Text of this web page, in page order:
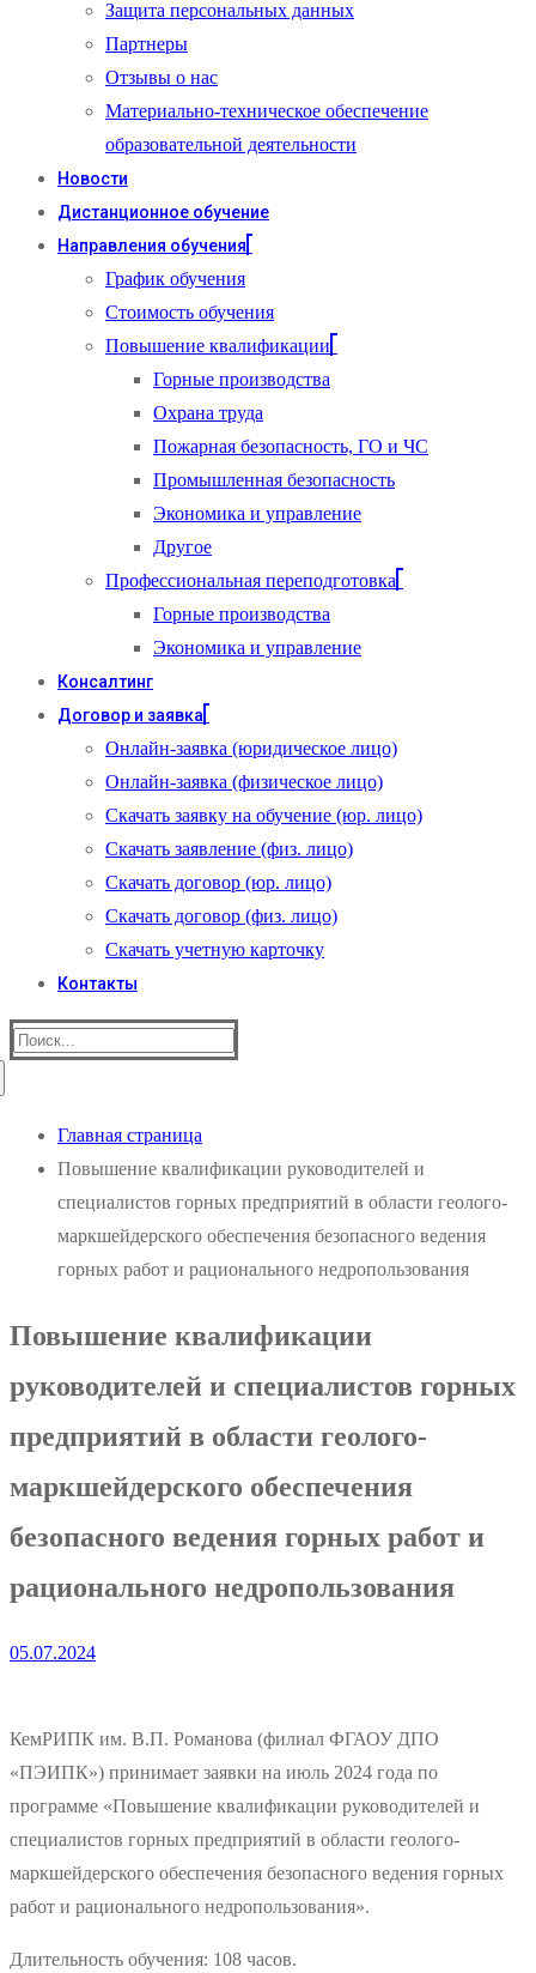
Защита персональных данных
Партнеры
Отзывы о нас
Материально-техническое обеспечение
образовательной деятельности
Новости
Дистанционное обучение
Направления обучения
График обучения
Стоимость обучения
Повышение квалификации
Горные производства
Охрана труда
Пожарная безопасность, ГО и ЧС
Промышленная безопасность
Экономика и управление
Другое
Профессиональная переподготовка
Горные производства
Экономика и управление
Консалтинг
Договор и заявка
Онлайн-заявка (юридическое лицо)
Онлайн-заявка (физическое лицо)
Скачать заявку на обучение (юр. лицо)
Скачать заявление (физ. лицо)
Скачать договор (юр. лицо)
Скачать договор (физ. лицо)
Скачать учетную карточку
Контакты
Найти:
Главная страница
Повышение квалификации руководителей и
специалистов горных предприятий в области геолого-
маркшейдерского обеспечения безопасного ведения
горных работ и рационального недропользования
Повышение квалификации
руководителей и специалистов горных
предприятий в области геолого-
маркшейдерского обеспечения
безопасного ведения горных работ и
рационального недропользования
05.07.2024
КемРИПК им. В.П. Романова (филиал ФГАОУ ДПО
«ПЭИПК») принимает заявки на июль 2024 года по
программе «Повышение квалификации руководителей и
специалистов горных предприятий в области геолого-
маркшейдерского обеспечения безопасного ведения горных
работ и рационального недропользования».
Длительность обучения: 108 часов.